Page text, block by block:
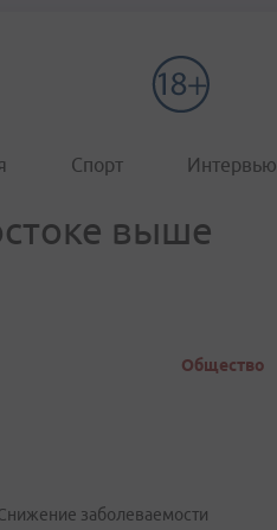
Спорт Интервью
выше
Общество
заболеваемости